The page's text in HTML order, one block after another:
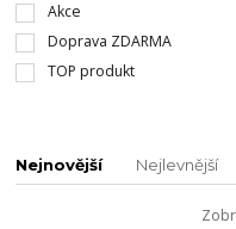
Akce
Doprava ZDARMA
TOP produkt
Nejnovější Nejlevnější